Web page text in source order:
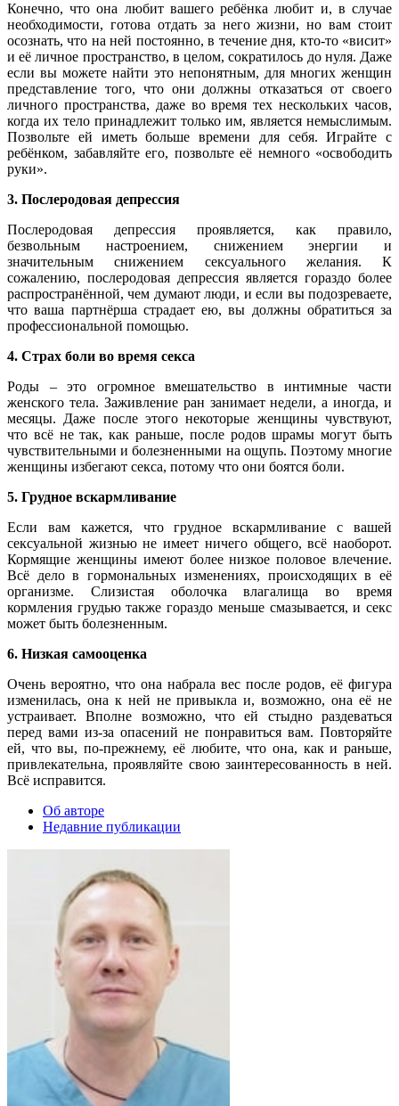
Конечно, что она любит вашего ребёнка любит и, в случае
необходимости, готова отдать за него жизни, но вам стоит
осознать, что на ней постоянно, в течение дня, кто-то «висит»
и её личное пространство, в целом, сократилось до нуля. Даже
если вы можете найти это непонятным, для многих женщин
представление того, что они должны отказаться от своего
личного пространства, даже во время тех нескольких часов,
когда их тело принадлежит только им, является немыслимым.
Позвольте ей иметь больше времени для себя. Играйте с
ребёнком, забавляйте его, позвольте её немного «освободить
руки».
3. Послеродовая депрессия
Послеродовая депрессия проявляется, как правило,
безвольным настроением, снижением энергии и
значительным снижением сексуального желания. К
сожалению, послеродовая депрессия является гораздо более
распространённой, чем думают люди, и если вы подозреваете,
что ваша партнёрша страдает ею, вы должны обратиться за
профессиональной помощью.
4. Страх боли во время секса
Роды – это огромное вмешательство в интимные части
женского тела. Заживление ран занимает недели, а иногда, и
месяцы. Даже после этого некоторые женщины чувствуют,
что всё не так, как раньше, после родов шрамы могут быть
чувствительными и болезненными на ощупь. Поэтому многие
женщины избегают секса, потому что они боятся боли.
5. Грудное вскармливание
Если вам кажется, что грудное вскармливание с вашей
сексуальной жизнью не имеет ничего общего, всё наоборот.
Кормящие женщины имеют более низкое половое влечение.
Всё дело в гормональных изменениях, происходящих в её
организме. Слизистая оболочка влагалища во время
кормления грудью также гораздо меньше смазывается, и секс
может быть болезненным.
6. Низкая самооценка
Очень вероятно, что она набрала вес после родов, её фигура
изменилась, она к ней не привыкла и, возможно, она её не
устраивает. Вполне возможно, что ей стыдно раздеваться
перед вами из-за опасений не понравиться вам. Повторяйте
ей, что вы, по-прежнему, её любите, что она, как и раньше,
привлекательна, проявляйте свою заинтересованность в ней.
Всё исправится.
Об авторе
Недавние публикации